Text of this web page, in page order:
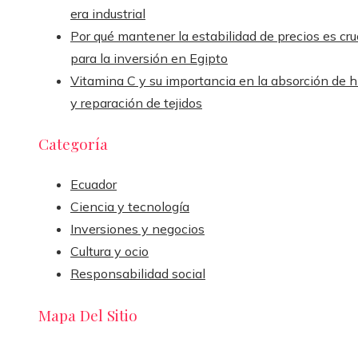
era industrial
Por qué mantener la estabilidad de precios es
para la inversión en Egipto
Vitamina C y su importancia en la absorción de
y reparación de tejidos
Categoría
Ecuador
Ciencia y tecnología
Inversiones y negocios
Cultura y ocio
Responsabilidad social
Mapa Del Sitio